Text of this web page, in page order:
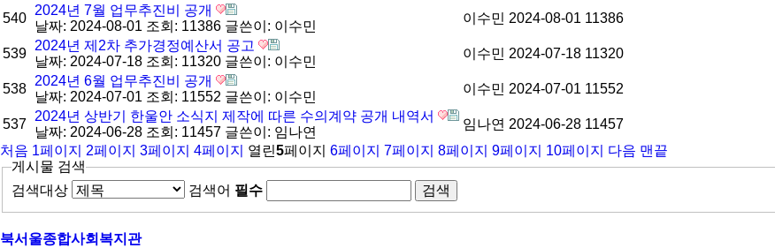
540
2024년 7월 업무추진비 공개
날짜: 2024-08-01 조회: 11386 글쓴이: 이수민
이수민 2024-08-01 11386
539
2024년 제2차 추가경정예산서 공고
날짜: 2024-07-18 조회: 11320 글쓴이: 이수민
이수민 2024-07-18 11320
538
2024년 6월 업무추진비 공개
날짜: 2024-07-01 조회: 11552 글쓴이: 이수민
이수민 2024-07-01 11552
537
2024년 상반기 한울안 소식지 제작에 따른 수의계약 공개 내역서
날짜: 2024-06-28 조회: 11457 글쓴이: 임나연
임나연 2024-06-28 11457
처음 1페이지 2페이지 3페이지 4페이지 열린5페이지 6페이지 7페이지 8페이지 9페이지 10페이지 다음 맨끝
게시물 검색
검색대상
검색어 필수
북서울종합사회복지관